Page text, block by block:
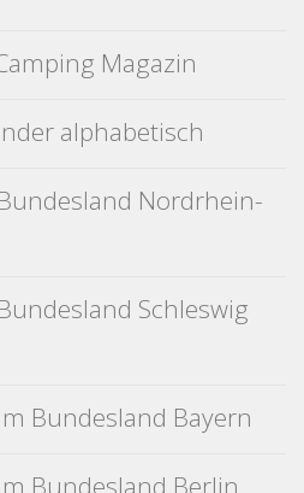
Magazin
alphabetisch
Nordrhein-
Schleswig
Bundesland Bayern
Bundesland Berlin